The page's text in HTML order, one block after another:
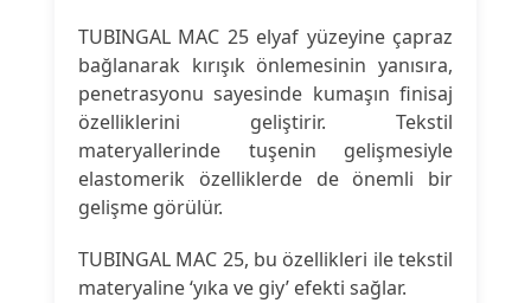
TUBINGAL MAC 25 elyaf yüzeyine çapraz
bağlanarak kırışık önlemesinin yanısıra,
penetrasyonu sayesinde kumaşın finisaj
özelliklerini geliştirir. Tekstil
materyallerinde tuşenin gelişmesiyle
elastomerik özelliklerde de önemli bir
gelişme görülür.
TUBINGAL MAC 25, bu özellikleri ile tekstil
materyaline ‘yıka ve giy’ efekti sağlar.